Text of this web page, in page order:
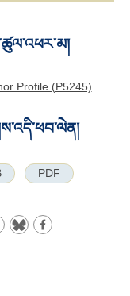
Profile (P5245)
PDF